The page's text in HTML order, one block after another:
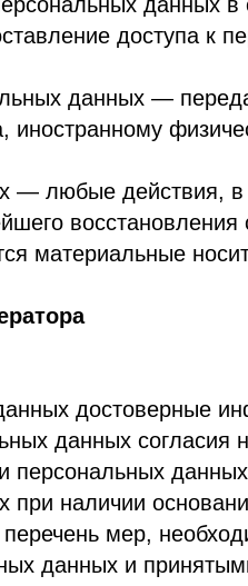
носители
достоверные
данных,
оснований,
мер, необходимых и
или другими
по его просьбе
в порядке,
персональных данных
прав субъектов
такого запроса;
неограниченный